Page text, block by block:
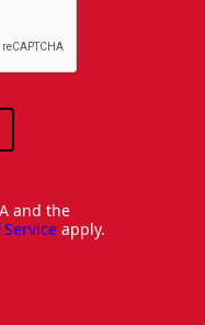
and the
apply.